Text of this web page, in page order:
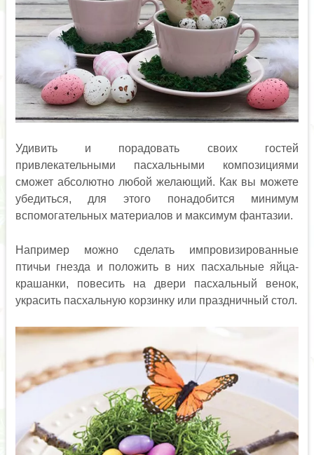
Удивить и порадовать своих гостей
привлекательными пасхальными композициями
сможет абсолютно любой желающий. Как вы можете
убедиться, для этого понадобится минимум
вспомогательных материалов и максимум фантазии.
Например можно сделать импровизированные
птичьи гнезда и положить в них пасхальные яйца-
крашанки, повесить на двери пасхальный венок,
украсить пасхальную корзинку или праздничный стол.